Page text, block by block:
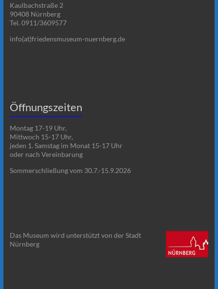
Kaulbachstraße 2
90408 Nürnberg
Tel. 0911/3609577
info(at)friedensmuseum-nuernberg.de
Öffnungszeiten
Montag 17-19 Uhr,
Mittwoch 15-17 Uhr,
jeden 1. Samstag im Monat 15-17 Uhr
oder nach Vereinbarung
Sommerschließung vom 30.7.-15.9.2026
Das Museum wird unterstützt von der Stadt
Nürnberg